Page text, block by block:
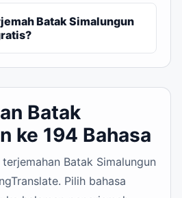
Batak Simalungun
Batak
ke 194 Bahasa
Batak Simalungun
Pilih bahasa